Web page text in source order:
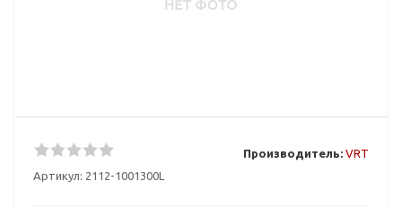
Артикул: 2112-1001300L
Производитель: VRT